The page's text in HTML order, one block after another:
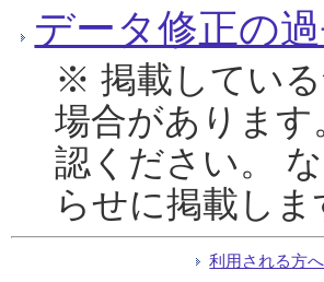
データ修正の
※ 掲載してい
場合がありま
認ください。
らせに掲載しま
利用される方へ